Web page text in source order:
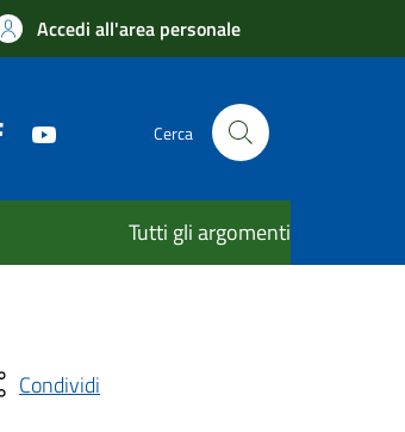
Accedi all'area personale
Cerca
Tutti gli argomenti
Condividi